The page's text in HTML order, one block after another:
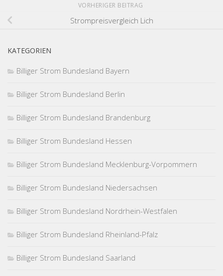
VORHERIGER BEITRAG
Strompreisvergleich Lich
KATEGORIEN
Billiger Strom Bundesland Bayern
Billiger Strom Bundesland Berlin
Billiger Strom Bundesland Brandenburg
Billiger Strom Bundesland Hessen
Billiger Strom Bundesland Mecklenburg-Vorpommern
Billiger Strom Bundesland Niedersachsen
Billiger Strom Bundesland Nordrhein-Westfalen
Billiger Strom Bundesland Rheinland-Pfalz
Billiger Strom Bundesland Saarland